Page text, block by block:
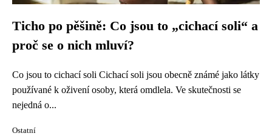
Ticho po pěšině: Co jsou to „cichací soli“ a
proč se o nich mluví?
Co jsou to cichací soli Cichací soli jsou obecně známé jako látky
používané k oživení osoby, která omdlela. Ve skutečnosti se
nejedná o...
Ostatní